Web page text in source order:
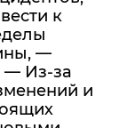
к
—
— Из-за
и